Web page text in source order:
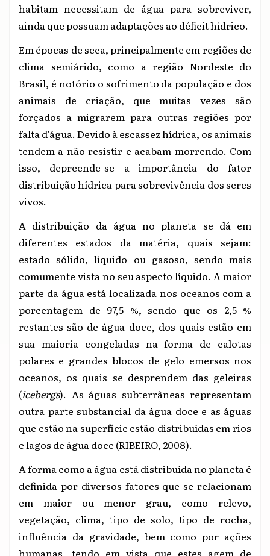
habitam necessitam de água para sobreviver,
ainda que possuam adaptações ao déficit hídrico.
Em épocas de seca, principalmente em regiões de
clima semiárido, como a região Nordeste do
Brasil, é notório o sofrimento da população e dos
animais de criação, que muitas vezes são
forçados a migrarem para outras regiões por
falta d’água. Devido à escassez hídrica, os animais
tendem a não resistir e acabam morrendo. Com
isso, depreende-se a importância do fator
distribuição hídrica para sobrevivência dos seres
vivos.
A distribuição da água no planeta se dá em
diferentes estados da matéria, quais sejam:
estado sólido, líquido ou gasoso, sendo mais
comumente vista no seu aspecto líquido. A maior
parte da água está localizada nos oceanos com a
porcentagem de 97,5 %, sendo que os 2,5 %
restantes são de água doce, dos quais estão em
sua maioria congeladas na forma de calotas
polares e grandes blocos de gelo emersos nos
oceanos, os quais se desprendem das geleiras
(icebergs). As águas subterrâneas representam
outra parte substancial da água doce e as águas
que estão na superfície estão distribuídas em rios
e lagos de água doce (RIBEIRO, 2008).
A forma como a água está distribuída no planeta é
definida por diversos fatores que se relacionam
em maior ou menor grau, como relevo,
vegetação, clima, tipo de solo, tipo de rocha,
influência da gravidade, bem como por ações